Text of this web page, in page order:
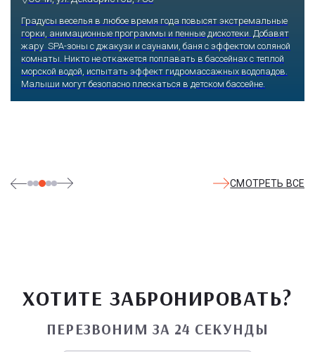
Сочи, Олимпийский проспект, 21
Оказавшись здесь, словно попадаешь в сказку: встречаешь
любимых героев русского фольклора, получаешь возможность
сколько душе угодно кататься на аттракционах европейского
уровня. Гости участвуют в увлекательных квестах и творческих
СМОТРЕТЬ ВСЕ
ХОТИТЕ ЗАБРОНИРОВАТЬ?
ПЕРЕЗВОНИМ ЗА 24 СЕКУНДЫ